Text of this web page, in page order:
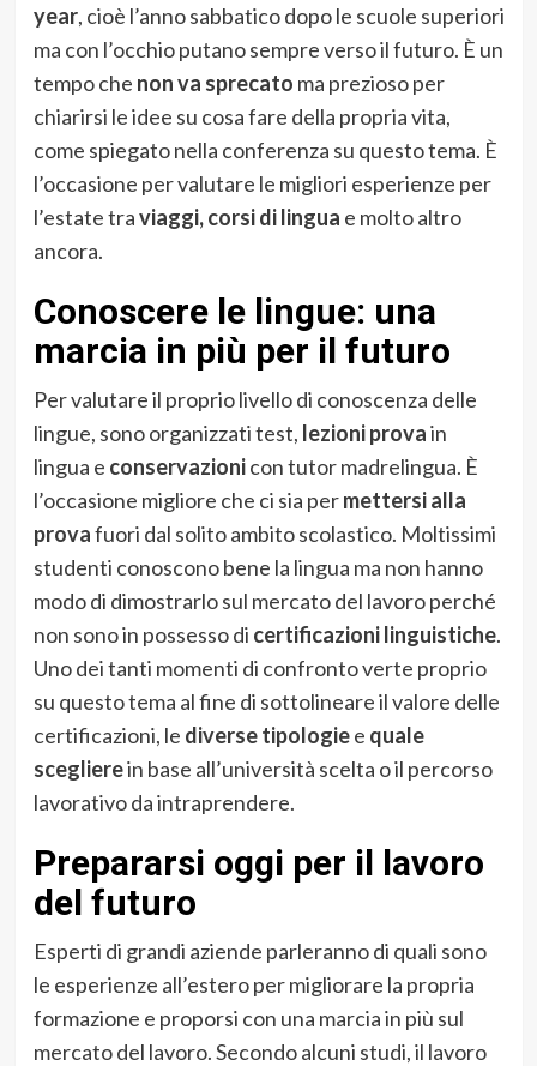
year, cioè l’anno sabbatico dopo le scuole superiori
ma con l’occhio putano sempre verso il futuro. È un
tempo che non va sprecato ma prezioso per
chiarirsi le idee su cosa fare della propria vita,
come spiegato nella conferenza su questo tema. È
l’occasione per valutare le migliori esperienze per
l’estate traviaggi, corsi di lingua e molto altro
ancora.
Conoscere le lingue: una
marcia in più per il futuro
Per valutare il proprio livello di conoscenza delle
lingue, sono organizzati test, lezioni provain
lingua e conservazionicon tutor madrelingua. È
l’occasione migliore che ci sia permettersi alla
provafuori dal solito ambito scolastico. Moltissimi
studenti conoscono bene la lingua ma non hanno
modo di dimostrarlo sul mercato del lavoro perché
non sono in possesso di certificazioni linguistiche.
Uno dei tanti momenti di confronto verte proprio
su questo tema al fine di sottolineare il valore delle
certificazioni, le diverse tipologiee quale
sceglierein base all’università scelta o il percorso
lavorativo da intraprendere.
Prepararsi oggi per il lavoro
del futuro
Esperti di grandi aziende parleranno di quali sono
le esperienze all’estero per migliorare la propria
formazione e proporsi con una marcia in più sul
mercato del lavoro. Secondo alcuni studi, il lavoro